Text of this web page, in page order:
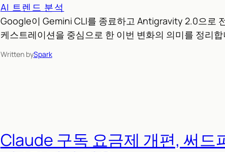
AI 트렌드 분석
Google이 Gemini CLI를 종료하고 Antigravity 2.0으로
케스트레이션을 중심으로 한 이번 변화의 의미를 정리합
Written bySpark
Claude 구독 요금제 개편, 써드